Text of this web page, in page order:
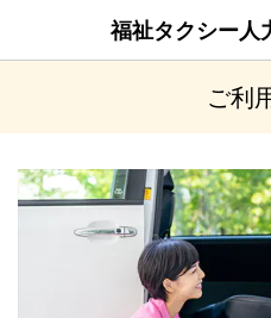
福祉タクシー人
ご利